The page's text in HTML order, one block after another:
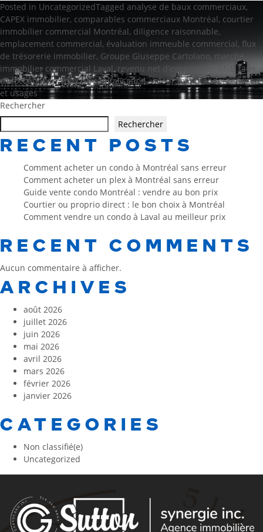
Posted in UncategorizedTagged analyse de baux commerciaux,
CAPEX immobilier, comparables commerciaux Montréal, courtier
immobilier commercial Montréal, diligence raisonnable,
emplacement commercial, évaluation immeuble commercial, flux
de trésorerie immobilier, Groupe Giuseppe Cartolano, marché
immobilier commercial Laval, revenu net d’exploitation RNE ,taux
d’inoccupation,taux de capitalisation,valeur marchande,zonage
et usages
Rechercher
Rechercher
RECENT POSTS
Comment acheter un condo à Montréal sans erreur
Comment acheter un plex à Montréal sans erreur
Guide vente condo Montréal : vendre au bon prix
Courtier ou proprio direct : le bon choix à Montréal
Comment vendre un condo à Laval au meilleur prix
RECENT COMMENTS
Aucun commentaire à afficher.
ARCHIVES
août 2026
juillet 2026
juin 2026
mai 2026
avril 2026
mars 2026
février 2026
janvier 2026
CATEGORIES
Non classifié(e)
Uncategorized